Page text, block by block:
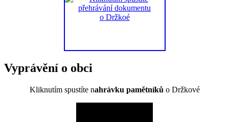
Vyprávění o obci
Kliknutím spustíte nahrávku pamětníků o Držkové